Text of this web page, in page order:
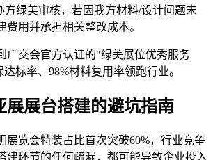
方绿美审核，若因我方材料/设计问题未
费用并承担相关整改成本。
广交会官方认证的"绿美展位优秀服务
标率、98%材料复用率领跑行业。
展展台搭建的避坑指南
展览会特装占比首次突破60%，行业竞争
建环节的任何疏漏，都可能导致企业投入